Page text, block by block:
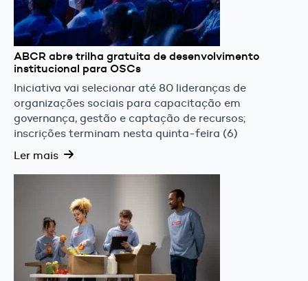
ABCR abre trilha gratuita de desenvolvimento
institucional para OSCs
Iniciativa vai selecionar até 80 lideranças de
organizações sociais para capacitação em
governança, gestão e captação de recursos;
inscrições terminam nesta quinta-feira (6)
Ler mais